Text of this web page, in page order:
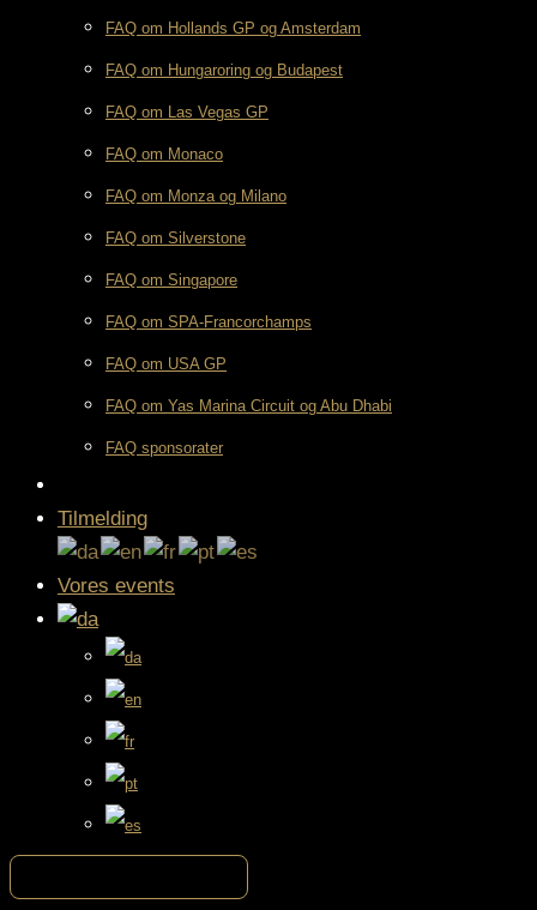
FAQ om Hollands GP og Amsterdam
FAQ om Hungaroring og Budapest
FAQ om Las Vegas GP
FAQ om Monaco
FAQ om Monza og Milano
FAQ om Silverstone
FAQ om Singapore
FAQ om SPA-Francorchamps
FAQ om USA GP
FAQ om Yas Marina Circuit og Abu Dhabi
FAQ sponsorater
Tilmelding
Vores events